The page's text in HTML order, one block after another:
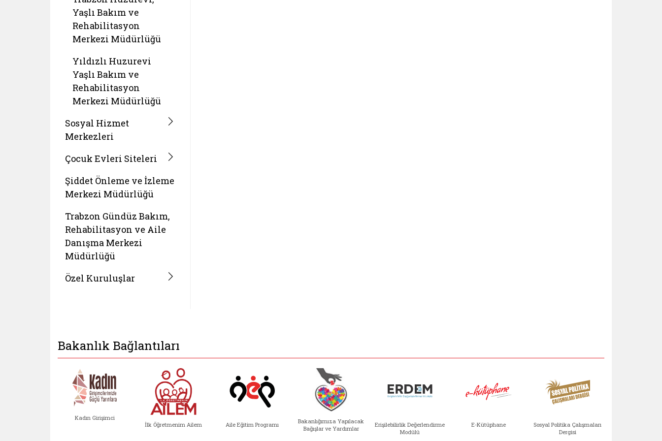
Yaşlı Bakım ve
Rehabilitasyon
Merkezi Müdürlüğü
Yıldızlı Huzurevi
Yaşlı Bakım ve
Rehabilitasyon
Merkezi Müdürlüğü
Sosyal Hizmet
Merkezleri
Çocuk Evleri Siteleri
Şiddet Önleme ve İzleme
Merkezi Müdürlüğü
Trabzon Gündüz Bakım,
Rehabilitasyon ve Aile
Danışma Merkezi
Müdürlüğü
Özel Kuruluşlar
Bakanlık Bağlantıları
Kadın Girişimci
İlk Öğretmenim Ailem Aile Eğitim Programı
Bakanlığımıza Yapılacak
Bağışlar ve Yardımlar
Erişilebilirlik Değerlendirme
Modülü
E-Kütüphane
Sosyal Politika Çalışmaları
Dergisi